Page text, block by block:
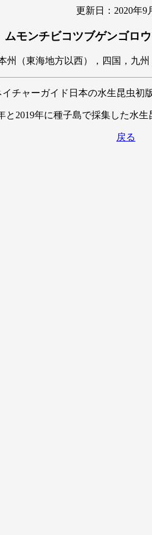
更新日：2020年9
ムモンチビコツブゲンゴロウ
州（東海地方以西），四国，九州
チャーガイド日本の水生昆虫初
と2019年に種子島で採集した水生
戻る